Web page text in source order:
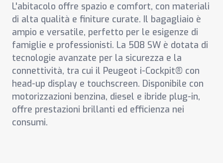
L'abitacolo offre spazio e comfort, con materiali
di alta qualità e finiture curate. Il bagagliaio è
ampio e versatile, perfetto per le esigenze di
famiglie e professionisti. La 508 SW è dotata di
tecnologie avanzate per la sicurezza e la
connettività, tra cui il Peugeot i-Cockpit® con
head-up display e touchscreen. Disponibile con
motorizzazioni benzina, diesel e ibride plug-in,
offre prestazioni brillanti ed efficienza nei
consumi.